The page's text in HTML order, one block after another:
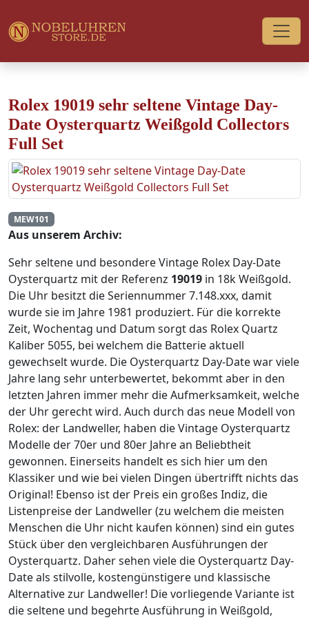
Rolex 19019 sehr seltene Vintage Day-
Date Oysterquartz Weißgold Collectors
Full Set
MEW101
Aus unserem Archiv:
Sehr seltene und besondere Vintage Rolex Day-Date
Oysterquartz mit der Referenz 19019 in 18k Weißgold.
Die Uhr besitzt die Seriennummer 7.148.xxx, damit
wurde sie im Jahre 1981 produziert. Für die korrekte
Zeit, Wochentag und Datum sorgt das Rolex Quartz
Kaliber 5055, bei welchem die Batterie aktuell
gewechselt wurde. Die Oysterquartz Day-Date war viele
Jahre lang sehr unterbewertet, bekommt aber in den
letzten Jahren immer mehr die Aufmerksamkeit, welche
der Uhr gerecht wird. Auch durch das neue Modell von
Rolex: der Landweller, haben die Vintage Oysterquartz
Modelle der 70er und 80er Jahre an Beliebtheit
gewonnen. Einerseits handelt es sich hier um den
Klassiker und wie bei vielen Dingen übertrifft nichts das
Original! Ebenso ist der Preis ein großes Indiz, die
Listenpreise der Landweller (zu welchem die meisten
Menschen die Uhr nicht kaufen können) sind ein gutes
Stück über den vergleichbaren Ausführungen der
Oysterquartz. Daher sehen viele die Oysterquartz Day-
Date als stilvolle, kostengünstigere und klassische
Alternative zur Landweller! Die vorliegende Variante ist
die seltene und begehrte Ausführung in Weißgold,